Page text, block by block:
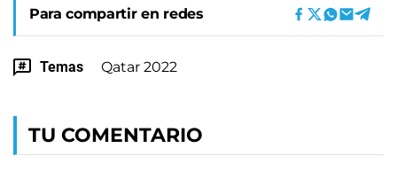
Para compartir en redes
Temas Qatar 2022
TU COMENTARIO